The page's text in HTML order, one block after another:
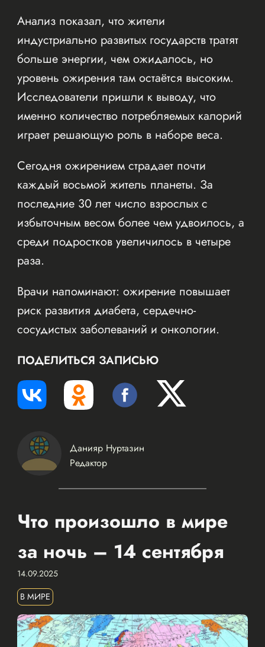
Анализ показал, что жители
индустриально развитых государств тратят
больше энергии, чем ожидалось, но
уровень ожирения там остаётся высоким.
Исследователи пришли к выводу, что
именно количество потребляемых калорий
играет решающую роль в наборе веса.
Сегодня ожирением страдает почти
каждый восьмой житель планеты. За
последние 30 лет число взрослых с
избыточным весом более чем удвоилось, а
среди подростков увеличилось в четыре
раза.
Врачи напоминают: ожирение повышает
риск развития диабета, сердечно-
сосудистых заболеваний и онкологии.
ПОДЕЛИТЬСЯ ЗАПИСЬЮ
Данияр Нуртазин
Редактор
Что произошло в мире
за ночь – 14 сентября
14.09.2025
В МИРЕ